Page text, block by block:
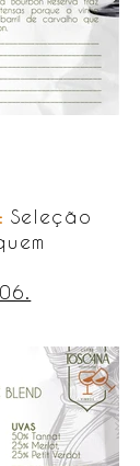
Seleção